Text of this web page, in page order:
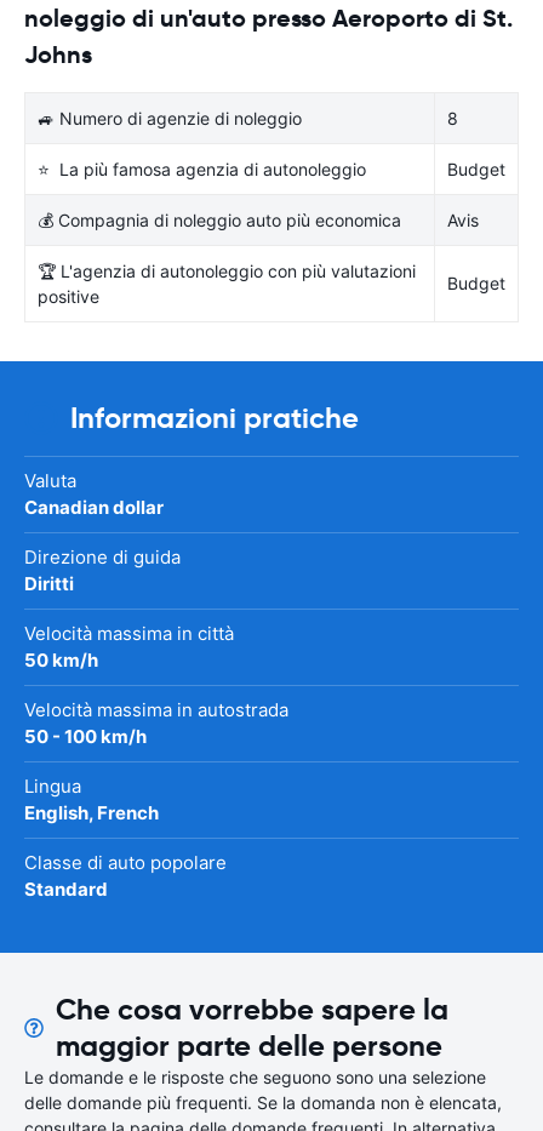
noleggio di un'auto presso Aeroporto di St.
Johns
🚙 Numero di agenzie di noleggio 8
⭐ La più famosa agenzia di autonoleggio Budget
💰 Compagnia di noleggio auto più economica Avis
🏆 L'agenzia di autonoleggio con più valutazioni
positive
Budget
Informazioni pratiche
Valuta
Canadian dollar
Direzione di guida
Diritti
Velocità massima in città
50 km/h
Velocità massima in autostrada
50 - 100 km/h
Lingua
English, French
Classe di auto popolare
Standard
Che cosa vorrebbe sapere la
maggior parte delle persone
Le domande e le risposte che seguono sono una selezione
delle domande più frequenti. Se la domanda non è elencata,